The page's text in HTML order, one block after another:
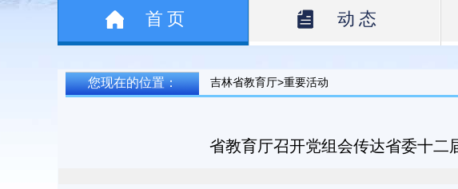
首页 动态
您现在的位置： 吉林省教育厅>重要活动
省教育厅召开党组会传达省委十二